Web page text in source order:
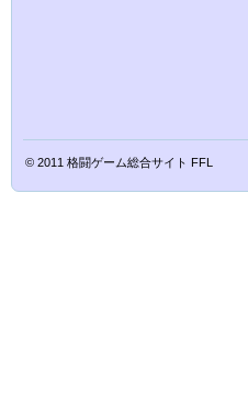
© 2011 格闘ゲーム総合サイト FFL